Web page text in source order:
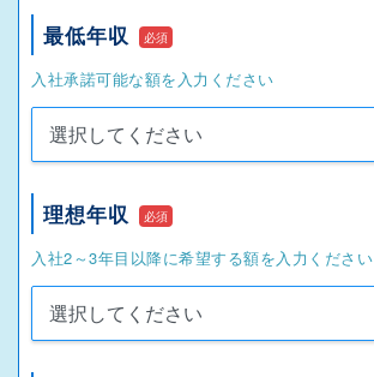
最低年収 必須
入社承諾可能な額を入力ください
理想年収 必須
入社2～3年目以降に希望する額を入力ください